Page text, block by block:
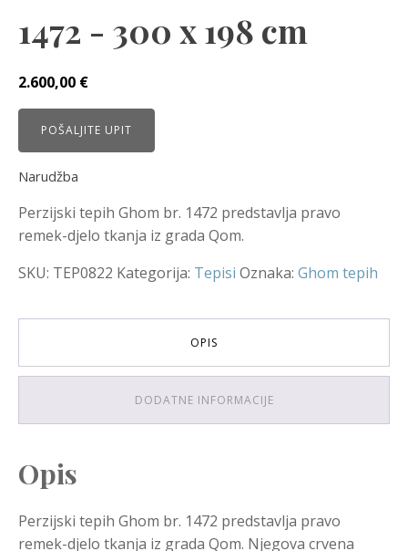
1472 - 300 x 198 cm
2.600,00 €
POŠALJITE UPIT
Narudžba
Perzijski tepih Ghom br. 1472 predstavlja pravo
remek-djelo tkanja iz grada Qom.
SKU: TEP0822 Kategorija: Tepisi Oznaka: Ghom tepih
OPIS
DODATNE INFORMACIJE
Opis
Perzijski tepih Ghom br. 1472 predstavlja pravo
remek-djelo tkanja iz grada Qom. Njegova crvena